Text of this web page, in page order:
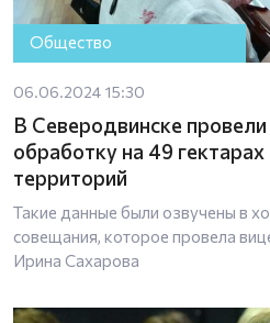
Общество
06.06.2024 15:30
В Северодвинске
обработку на 49
территорий
Такие данные были озвучены в
совещания, которое провела
Ирина Сахарова